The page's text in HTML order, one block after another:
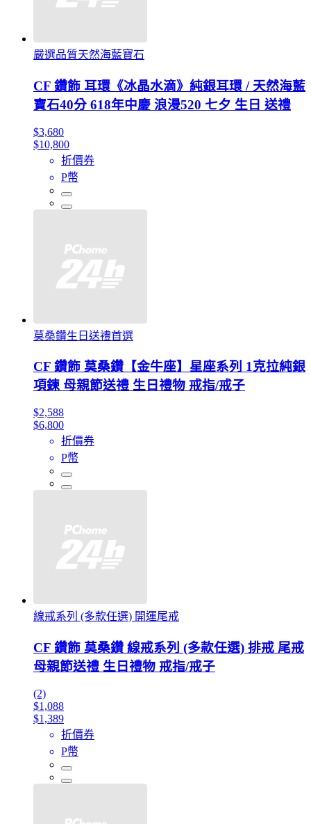
嚴選品質天然海藍寶石
CF 鑽飾 耳環《冰晶水滴》純銀耳環 / 天然海藍
寶石40分 618年中慶 浪漫520 七夕 生日 送禮
$3,680
$10,800
折價券
P幣
莫桑鑽生日送禮首選
CF 鑽飾 莫桑鑽【金牛座】星座系列 1克拉純銀
項鍊 母親節送禮 生日禮物 戒指/戒子
$2,588
$6,800
折價券
P幣
線戒系列 (多款任選) 開運尾戒
CF 鑽飾 莫桑鑽 線戒系列 (多款任選) 排戒 尾戒
母親節送禮 生日禮物 戒指/戒子
(2)
$1,088
$1,389
折價券
P幣